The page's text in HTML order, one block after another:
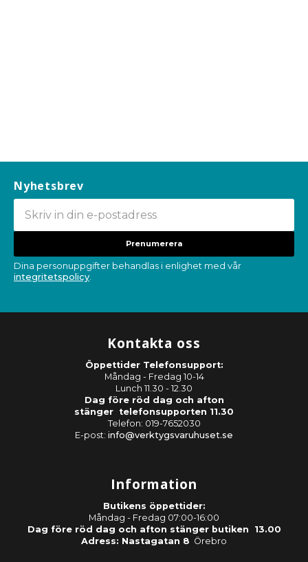
Nyhetsbrev
Prenumerera
Dina personuppgifter behandlas i enlighet med vår
integritetspolicy.
Kontakta oss
Öppettider Telefonsupport:
Måndag - Fredag 10-14
Lunch 11.30 - 12.30
Dag före röd dag och afton
stänger telefonsupporten 11.30
Telefon: 019-7652030
E-post: info@verktygsvaruhuset.se
Information
Butikens öppettider:
Måndag - Fredag 07:00-16:00
Dag före röd dag och afton stänger butiken 13.00
Adress: Nastagatan 8 Örebro